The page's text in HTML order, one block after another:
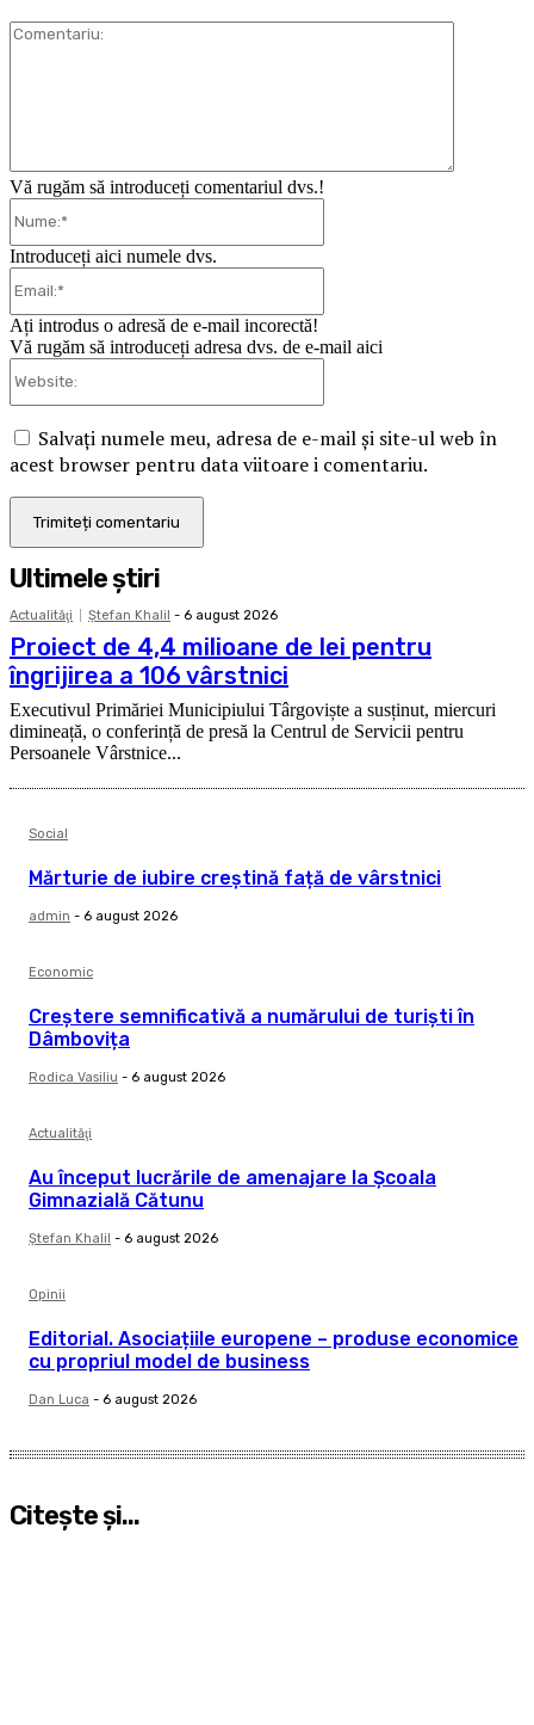
Vă rugăm să introduceți comentariul dvs.!
Introduceți aici numele dvs.
Ați introdus o adresă de e-mail incorectă!
Vă rugăm să introduceți adresa dvs. de e-mail aici
Salvați numele meu, adresa de e-mail și site-ul web în
acest browser pentru data viitoare i comentariu.
Ultimele ştiri
Actualităţi Ştefan Khalil - 6 august 2026
Proiect de 4,4 milioane de lei pentru
îngrijirea a 106 vârstnici
Executivul Primăriei Municipiului Târgoviște a susținut, miercuri
dimineață, o conferință de presă la Centrul de Servicii pentru
Persoanele Vârstnice...
Social
Mărturie de iubire creștină față de vârstnici
admin - 6 august 2026
Economic
Creștere semnificativă a numărului de turiști în
Dâmbovița
Rodica Vasiliu - 6 august 2026
Actualităţi
Au început lucrările de amenajare la Școala
Gimnazială Cătunu
Ştefan Khalil - 6 august 2026
Opinii
Editorial. Asociațiile europene – produse economice
cu propriul model de business
Dan Luca - 6 august 2026
Citeşte şi...